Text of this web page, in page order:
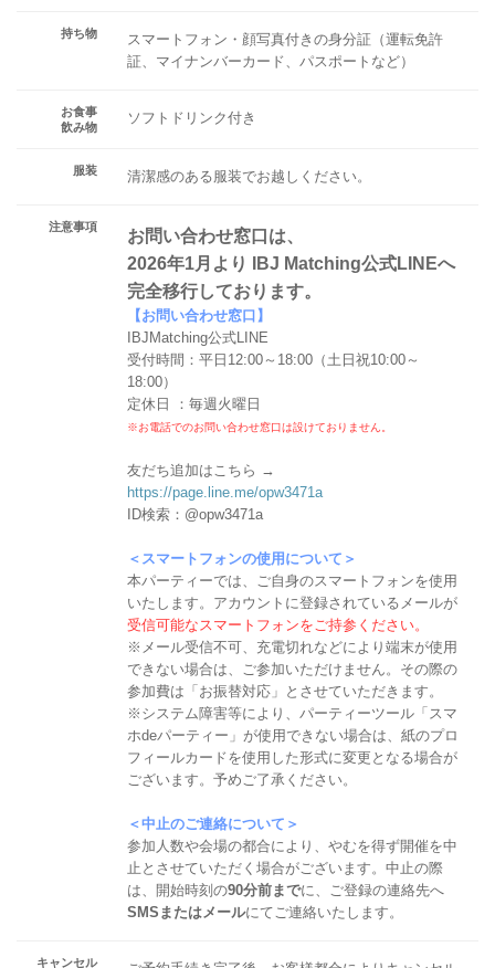
持ち物
スマートフォン・顔写真付きの身分証（運転免許
証、マイナンバーカード、パスポートなど）
お食事
飲み物
ソフトドリンク付き
服装 清潔感のある服装でお越しください。
注意事項
お問い合わせ窓口は、
2026年1月より IBJ Matching公式LINEへ
完全移行しております。
【お問い合わせ窓口】
IBJMatching公式LINE
受付時間：平日12:00～18:00（土日祝10:00～
18:00）
定休日 ：毎週火曜日
※お電話でのお問い合わせ窓口は設けておりません。
友だち追加はこちら →
https://page.line.me/opw3471a
ID検索：@opw3471a
＜スマートフォンの使用について＞
本パーティーでは、ご自身のスマートフォンを使用
いたします。アカウントに登録されているメールが
受信可能なスマートフォンをご持参ください。
※メール受信不可、充電切れなどにより端末が使用
できない場合は、ご参加いただけません。その際の
参加費は「お振替対応」とさせていただきます。
※システム障害等により、パーティーツール「スマ
ホdeパーティー」が使用できない場合は、紙のプロ
フィールカードを使用した形式に変更となる場合が
ございます。予めご了承ください。
＜中止のご連絡について＞
参加人数や会場の都合により、やむを得ず開催を中
止とさせていただく場合がございます。中止の際
は、開始時刻の90分前までに、ご登録の連絡先へ
SMSまたはメールにてご連絡いたします。
キャンセル